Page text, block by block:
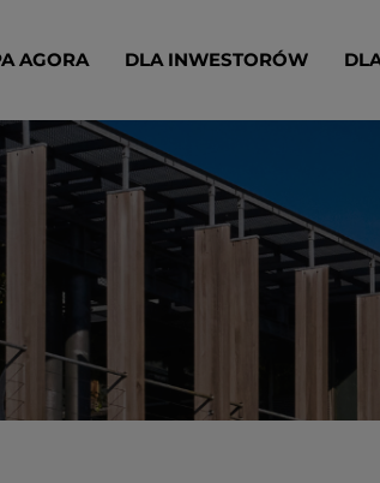
AGORA DLA INWESTORÓW